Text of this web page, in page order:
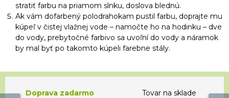
stratiť farbu na priamom slnku, doslova blednú.
Ak vám dofarbený polodrahokam pustil farbu, doprajte mu
kúpeľ v čistej vlažnej vode – namočte ho na hodinku – dve
do vody, prebytočné farbivo sa uvoľní do vody a náramok
by mal byť po takomto kúpeli farebne stály.
Doprava zadarmo
Tovar na sklade